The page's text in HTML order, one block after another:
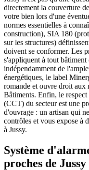
directement la couverture
votre bien lors d'une
normes essentielles à
construction), SIA 180
sur les structures)
doivent se conformer. Les
s'appliquent à tout bâtiment
indépendamment de
énergétiques, le label
romande et ouvre droit aux
Bâtiments. Enfin, le
(CCT) du secteur est une
d'ouvrage : un artisan qui
contrôles et vous expose à
à Jussy.
Système
proches de Jussy